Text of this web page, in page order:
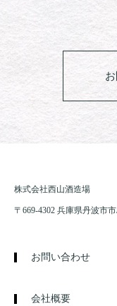
株式会社西山酒造場
〒669-4302 兵庫県丹波市
お問い合わせ
会社概要